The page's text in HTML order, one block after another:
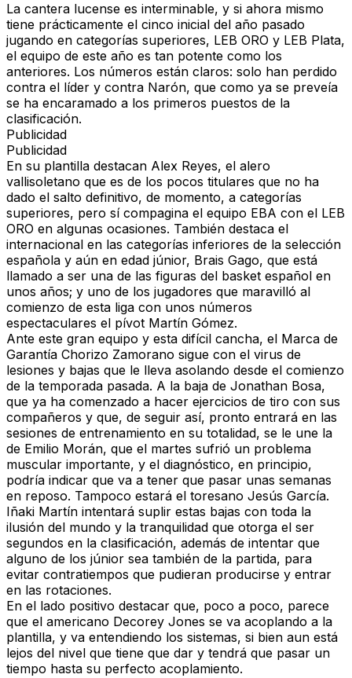
La cantera lucense es interminable, y si ahora mismo
tiene prácticamente el cinco inicial del año pasado
jugando en categorías superiores, LEB ORO y LEB Plata,
el equipo de este año es tan potente como los
anteriores. Los números están claros: solo han perdido
contra el líder y contra Narón, que como ya se preveía
se ha encaramado a los primeros puestos de la
clasificación.
Publicidad
Publicidad
En su plantilla destacan Alex Reyes, el alero
vallisoletano que es de los pocos titulares que no ha
dado el salto definitivo, de momento, a categorías
superiores, pero sí compagina el equipo EBA con el LEB
ORO en algunas ocasiones. También destaca el
internacional en las categorías inferiores de la selección
española y aún en edad júnior, Brais Gago, que está
llamado a ser una de las figuras del basket español en
unos años; y uno de los jugadores que maravilló al
comienzo de esta liga con unos números
espectaculares el pívot Martín Gómez.
Ante este gran equipo y esta difícil cancha, el Marca de
Garantía Chorizo Zamorano sigue con el virus de
lesiones y bajas que le lleva asolando desde el comienzo
de la temporada pasada. A la baja de Jonathan Bosa,
que ya ha comenzado a hacer ejercicios de tiro con sus
compañeros y que, de seguir así, pronto entrará en las
sesiones de entrenamiento en su totalidad, se le une la
de Emilio Morán, que el martes sufrió un problema
muscular importante, y el diagnóstico, en principio,
podría indicar que va a tener que pasar unas semanas
en reposo. Tampoco estará el toresano Jesús García.
Iñaki Martín intentará suplir estas bajas con toda la
ilusión del mundo y la tranquilidad que otorga el ser
segundos en la clasificación, además de intentar que
alguno de los júnior sea también de la partida, para
evitar contratiempos que pudieran producirse y entrar
en las rotaciones.
En el lado positivo destacar que, poco a poco, parece
que el americano Decorey Jones se va acoplando a la
plantilla, y va entendiendo los sistemas, si bien aun está
lejos del nivel que tiene que dar y tendrá que pasar un
tiempo hasta su perfecto acoplamiento.